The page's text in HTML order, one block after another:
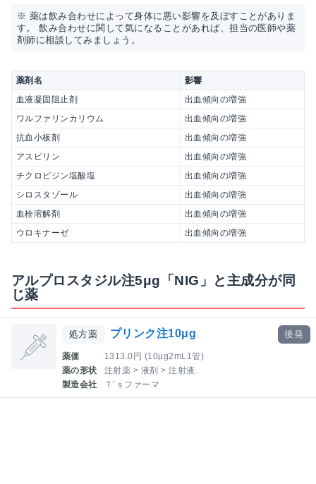
※ 薬は飲み合わせによって身体に悪い影響を及ぼすことがありま
す。 飲み合わせに関して気になることがあれば、担当の医師や薬
剤師に相談してみましょう。
薬剤名
影響
血液凝固阻止剤
出血傾向の増強
ワルファリンカリウム
出血傾向の増強
抗血小板剤
出血傾向の増強
アスピリン
出血傾向の増強
チクロピジン塩酸塩
出血傾向の増強
シロスタゾール
出血傾向の増強
血栓溶解剤
出血傾向の増強
ウロキナーゼ
出血傾向の増強
アルプロスタジル注5μg「NIG」と主成分が同
じ薬
処方薬 プリンク注10μg
薬価
1313.0円 (10μg2mL1管)
薬の形状
注射薬 > 液剤 > 注射液
製造会社
Ｔ’ｓファーマ
後発